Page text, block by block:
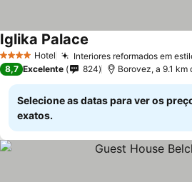
4 EstrelasHotel Interiores reformados em
Iglika Palace
8,7 Excelente 824 Borovez, a 9.1 km
Selecione as datas para ver os
exatos.